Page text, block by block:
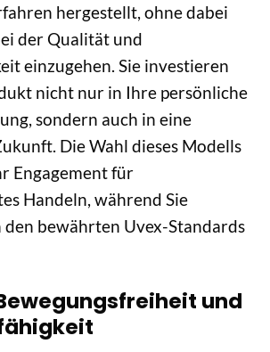
hergestellt, ohne dabei
der Qualität und
einzugehen. Sie investieren
nicht nur in Ihre persönliche
sondern auch in eine
Die Wahl dieses Modells
Engagement für
Handeln, während Sie
bewährten Uvex-Standards
und